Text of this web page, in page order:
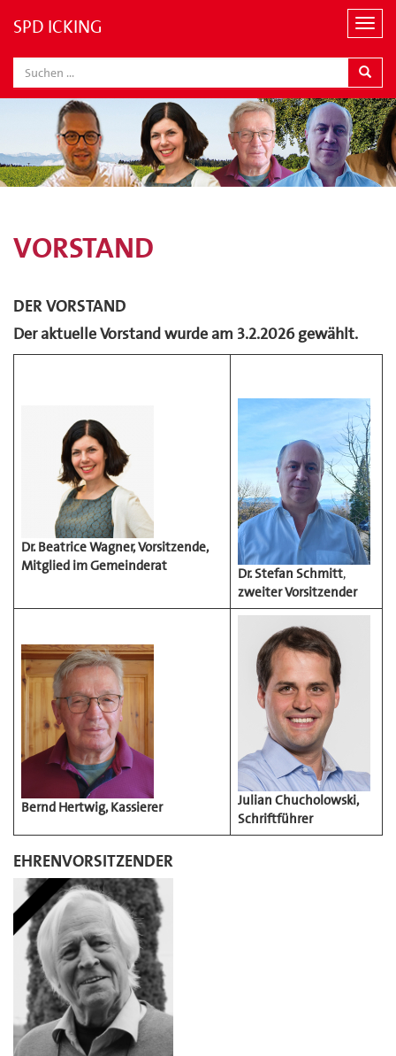
N
v
i
g
a
t
i
o
SPD ICKING
VORSTAND
DER VORSTAND
Der aktuelle Vorstand wurde am 3.2.2026 gewählt.
Dr. Beatrice Wagner, Vorsitzende,
Mitglied im Gemeinderat
Dr. Stefan Schmitt,
zweiter Vorsitzender
Bernd Hertwig, Kassierer
Julian Chucholowski,
Schriftführer
EHRENVORSITZENDER